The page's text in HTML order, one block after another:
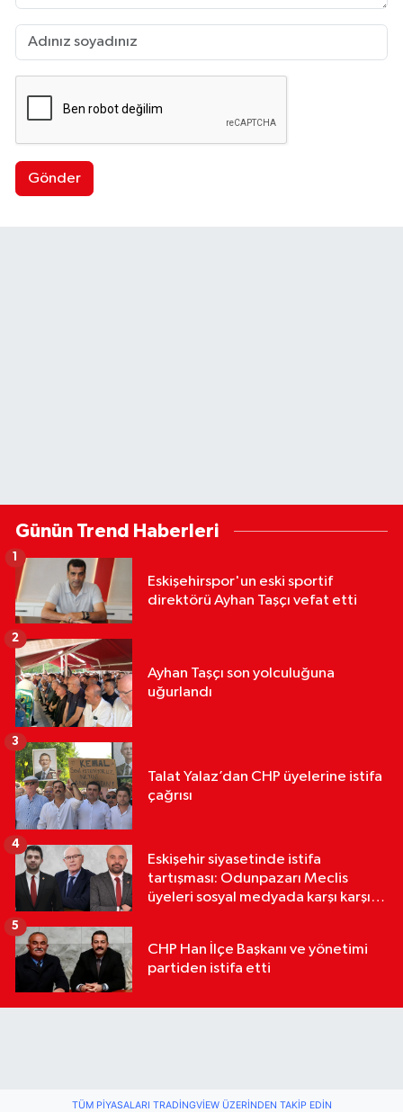
Gönder
Günün Trend Haberleri
Eskişehirspor'un eski sportif
direktörü Ayhan Taşçı vefat etti
Ayhan Taşçı son yolculuğuna
uğurlandı
2
Talat Yalaz’dan CHP üyelerine istifa
çağrısı
3
Eskişehir siyasetinde istifa
tartışması: Odunpazarı Meclis
üyeleri sosyal medyada karşı karşıya
4
CHP Han İlçe Başkanı ve yönetimi
partiden istifa etti
5
TÜM PIYASALARI TRADINGVIEW ÜZERINDEN TAKIP EDIN